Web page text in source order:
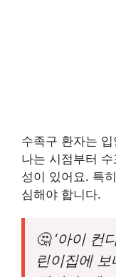
수족구 환자는
나는 시점부터
성이 있어요. 특
심해야 합니다.
🤔 ‘아이 컨
린이집에 보